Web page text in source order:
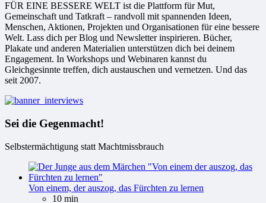
FÜR EINE BESSERE WELT ist die Plattform für Mut,
Gemeinschaft und Tatkraft – randvoll mit spannenden Ideen,
Menschen, Aktionen, Projekten und Organisationen für eine bessere
Welt. Lass dich per Blog und Newsletter inspirieren. Bücher,
Plakate und anderen Materialien unterstützen dich bei deinem
Engagement. In Workshops und Webinaren kannst du
Gleichgesinnte treffen, dich austauschen und vernetzen. Und das
seit 2007.
Sei die Gegenmacht!
Selbstermächtigung statt Machtmissbrauch
Von einem, der auszog, das Fürchten zu lernen
10 min